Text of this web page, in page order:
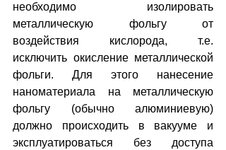
необходимо изолировать
металлическую фольгу от
воздействия кислорода, т.е.
исключить окисление металлической
фольги. Для этого нанесение
наноматериала на металлическую
фольгу (обычно алюминиевую)
должно происходить в вакууме и
эксплуатироваться без доступа